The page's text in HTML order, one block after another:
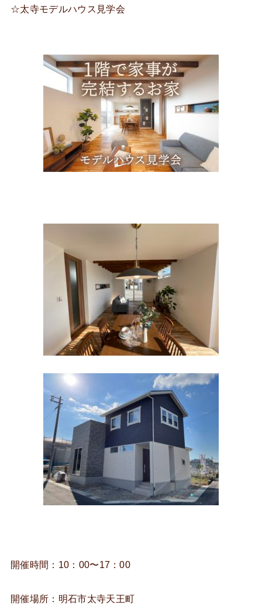
☆太寺モデルハウス見学会
開催時間：10：00〜17：00
開催場所：明石市太寺天王町